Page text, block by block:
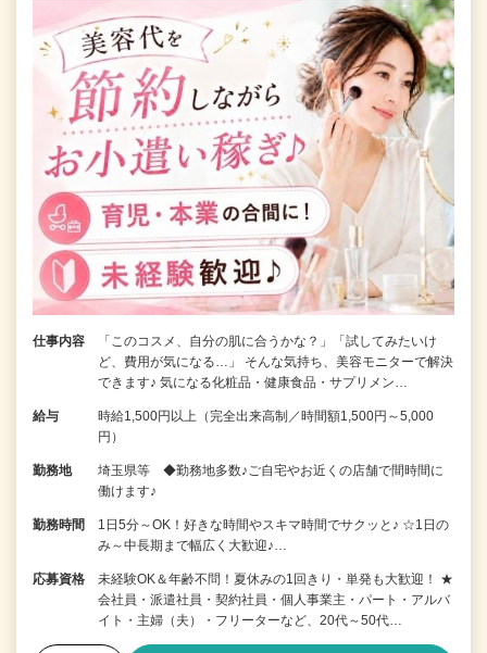
仕事内容
「このコスメ、自分の肌に合うかな？」「試してみたいけ
ど、費用が気になる…」 そんな気持ち、美容モニターで解決
できます♪ 気になる化粧品・健康食品・サプリメン…
給与
時給1,500円以上（完全出来高制／時間額1,500円～5,000
円）
勤務地
埼玉県等 ◆勤務地多数♪ご自宅やお近くの店舗で間時間に
働けます♪
勤務時間
1日5分～OK！好きな時間やスキマ時間でサクッと♪ ☆1日の
み～中長期まで幅広く大歓迎♪…
応募資格
未経験OK＆年齢不問！夏休みの1回きり・単発も大歓迎！ ★
会社員・派遣社員・契約社員・個人事業主・パート・アルバ
イト・主婦（夫）・フリーターなど、20代～50代…